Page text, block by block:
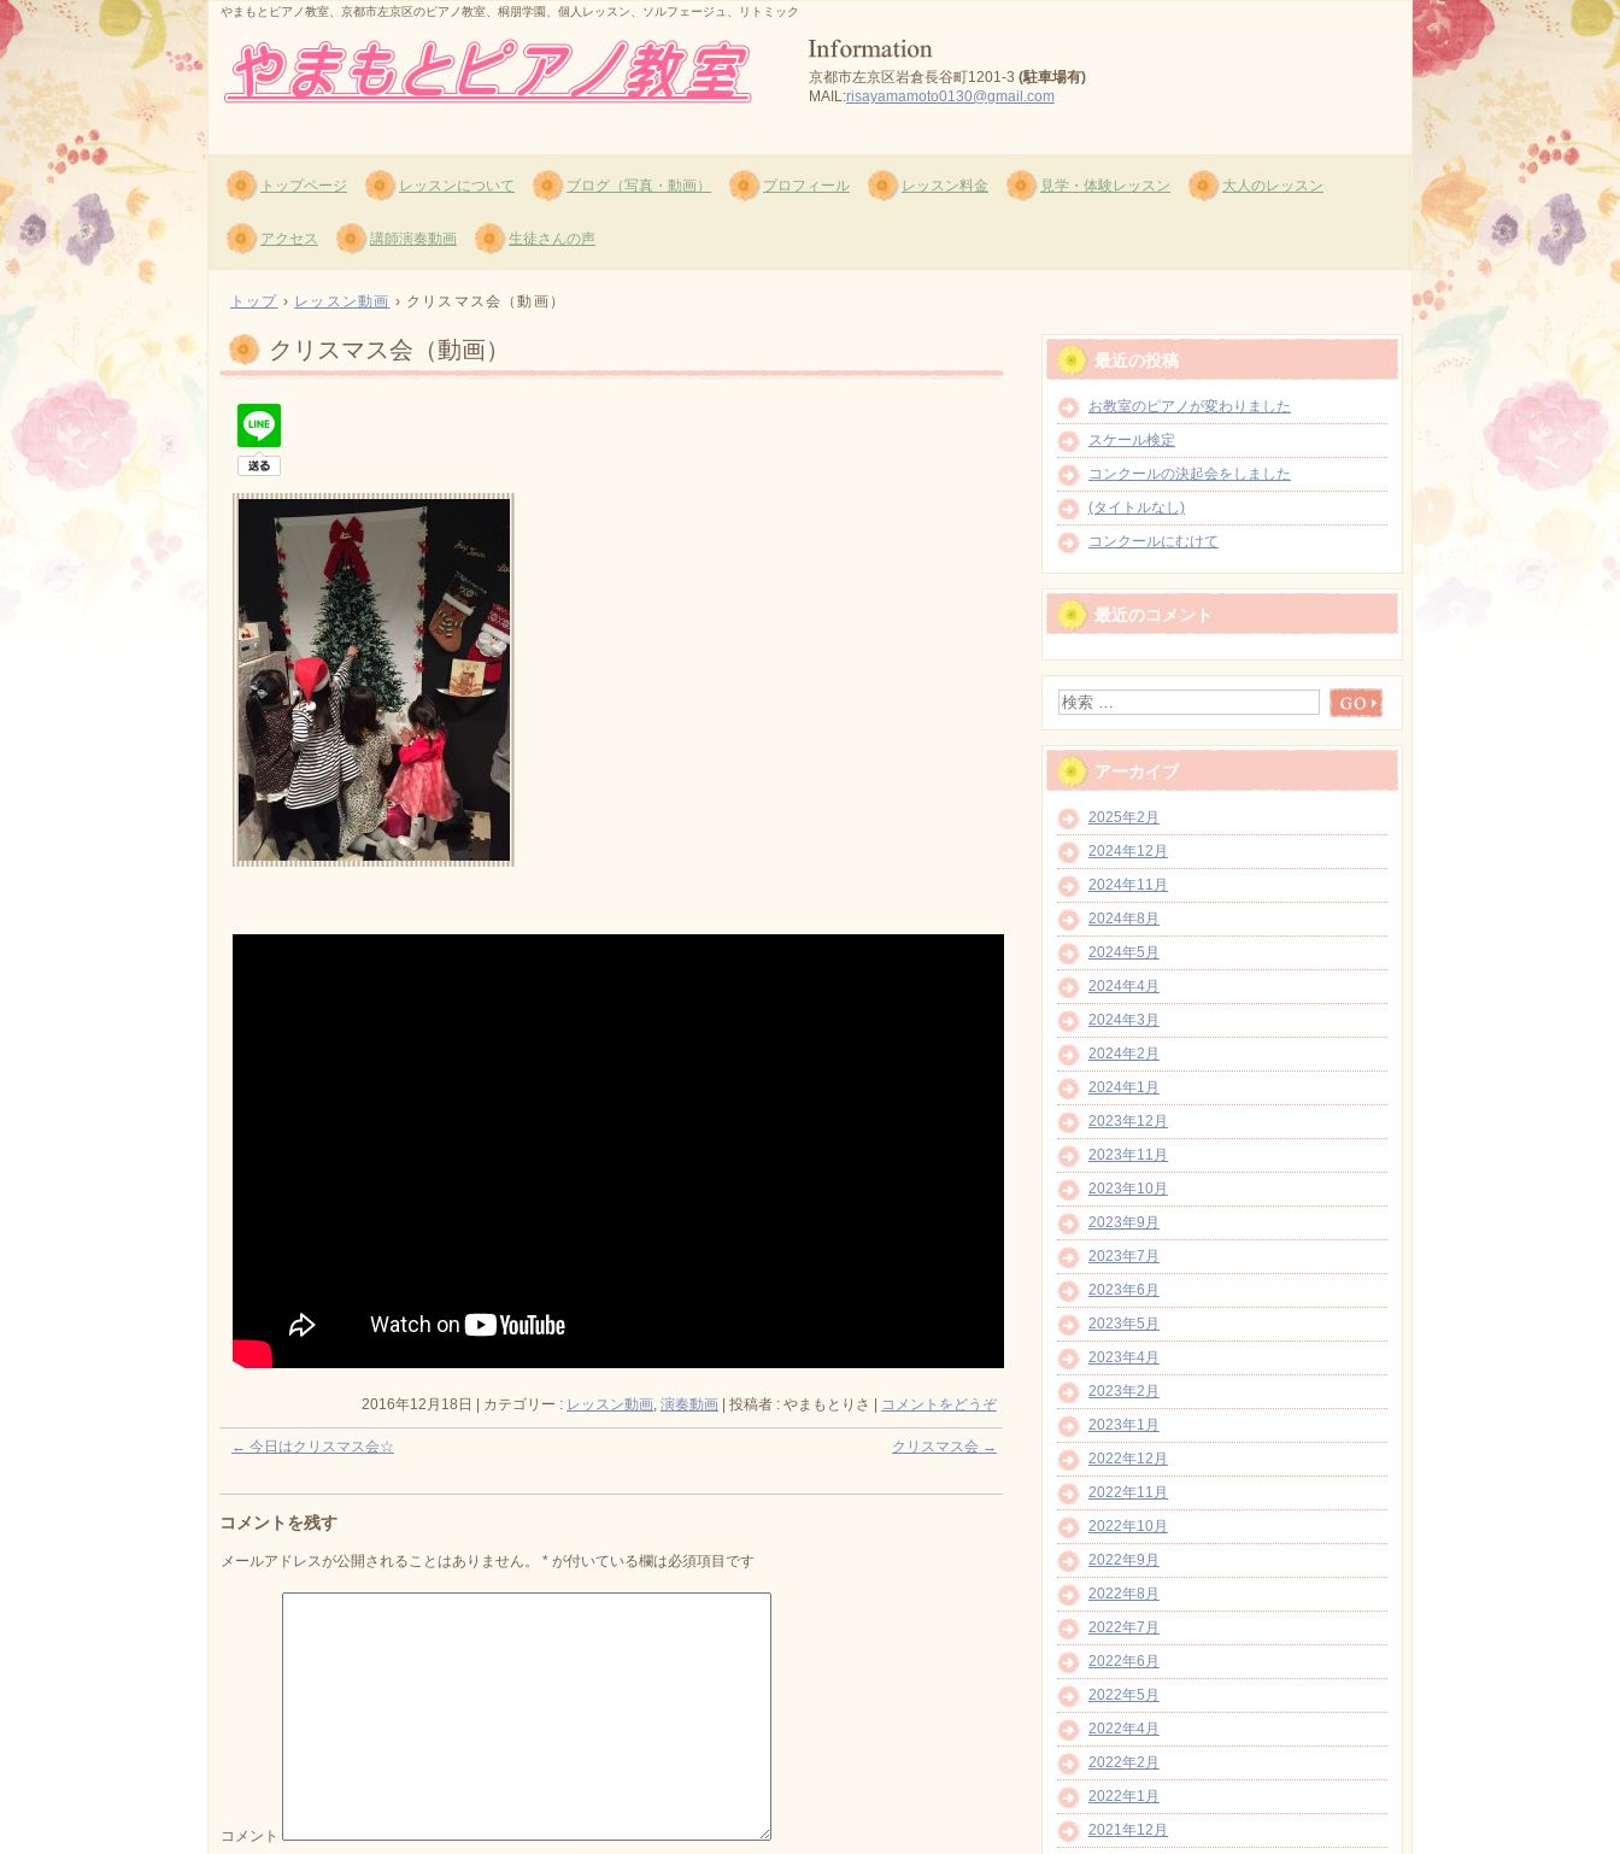
やまもとピアノ教室、京都市左京区のピアノ教室、桐朋学園、個人レッスン、ソルフェージュ、リトミック
京都市左京区岩倉長谷町1201-3 (駐車場有)
MAIL:risayamamoto0130@gmail.com
トップページ レッスンについて ブログ（写真・動画） プロフィール レッスン料金 見学・体験レッスン 大人のレッスン
アクセス 講師演奏動画 生徒さんの声
トップ › レッスン動画 › クリスマス会（動画）
クリスマス会（動画）
2016年12月18日 カテゴリー : レッスン動画, 演奏動画 投稿者 : やまもとりさ コメントをどうぞ
← 今日はクリスマス会☆ クリスマス会 →
コメントを残す
メールアドレスが公開されることはありません。 * が付いている欄は必須項目です
コメント
最近の投稿
お教室のピアノが変わりました
スケール検定
コンクールの決起会をしました
(タイトルなし)
コンクールにむけて
最近のコメント
アーカイブ
2025年2月
2024年12月
2024年11月
2024年8月
2024年5月
2024年4月
2024年3月
2024年2月
2024年1月
2023年12月
2023年11月
2023年10月
2023年9月
2023年7月
2023年6月
2023年5月
2023年4月
2023年2月
2023年1月
2022年12月
2022年11月
2022年10月
2022年9月
2022年8月
2022年7月
2022年6月
2022年5月
2022年4月
2022年2月
2022年1月
2021年12月